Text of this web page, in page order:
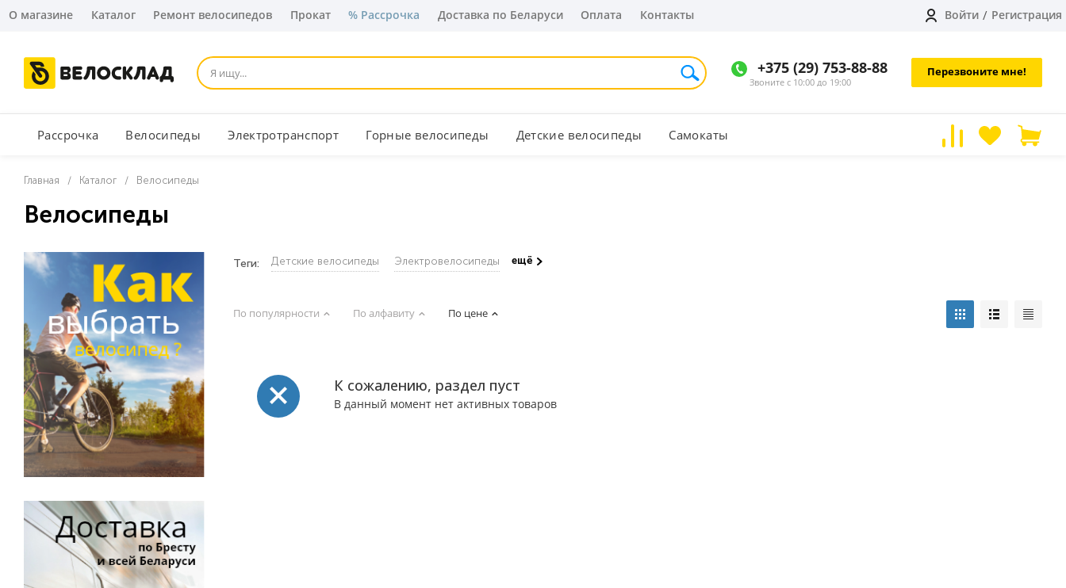
О магазине Каталог Ремонт велосипедов Прокат % Рассрочка Доставка по Беларуси Оплата Контакты Войти / Регистрация
+375 (29) 753-88-88
Звоните с 10:00 до 19:00
Перезвоните мне!
Рассрочка Велосипеды Электротранспорт Горные велосипеды Детские велосипеды Самокаты
Велосипеды
Главная -
Каталог -
Велосипеды
Теги: Детские велосипеды Электровелосипеды ещё
По популярности По алфавиту По цене
К сожалению, раздел пуст
В данный момент нет активных товаров